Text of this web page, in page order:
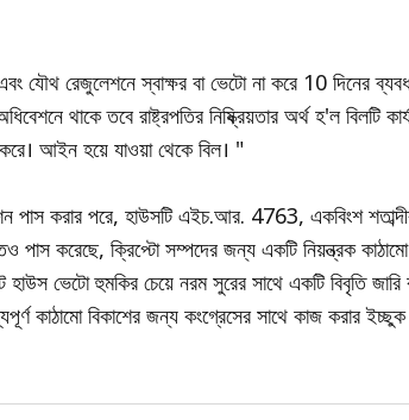
যৌথ রেজুলেশনে স্বাক্ষর বা ভেটো না করে 10 দিনের
থাকে তবে রাষ্ট্রপতির নিষ্ক্রিয়তার অর্থ হ'ল বিলটি
আইন হয়ে যাওয়া থেকে বিল। "
পাস করার পরে, হাউসটি এইচ.আর. 4763, একবিংশ
করেছে, ক্রিপ্টো সম্পদের জন্য একটি নিয়ন্ত্রক কাঠামো
ভেটো হুমকির চেয়ে নরম সুরের সাথে একটি বিবৃতি জারি
কাঠামো বিকাশের জন্য কংগ্রেসের সাথে কাজ করার